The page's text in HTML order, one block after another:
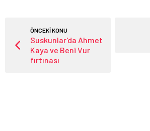
ÖNCEKİ KONU
Suskunlar'da Ahmet
Kaya ve Beni Vur
fırtınası